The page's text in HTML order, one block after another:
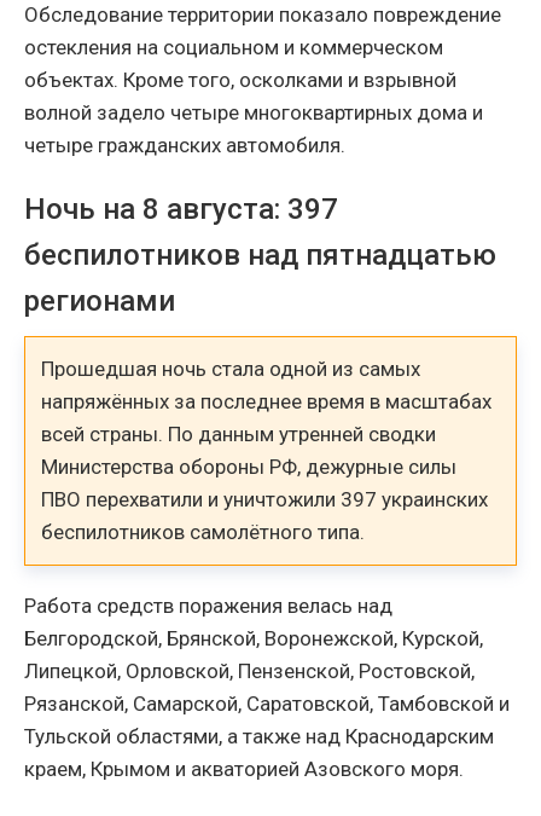
Обследование территории показало повреждение
остекления на социальном и коммерческом
объектах. Кроме того, осколками и взрывной
волной задело четыре многоквартирных дома и
четыре гражданских автомобиля.
Ночь на 8 августа: 397
беспилотников над пятнадцатью
регионами
Прошедшая ночь стала одной из самых
напряжённых за последнее время в масштабах
всей страны. По данным утренней сводки
Министерства обороны РФ, дежурные силы
ПВО перехватили и уничтожили 397 украинских
беспилотников самолётного типа.
Работа средств поражения велась над
Белгородской, Брянской, Воронежской, Курской,
Липецкой, Орловской, Пензенской, Ростовской,
Рязанской, Самарской, Саратовской, Тамбовской и
Тульской областями, а также над Краснодарским
краем, Крымом и акваторией Азовского моря.